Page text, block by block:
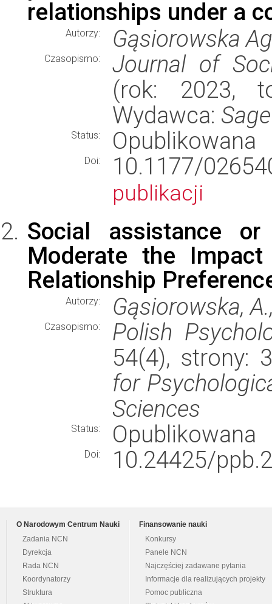
relationships under a
Autorzy: Gąsiorowska
Czasopismo:
Journal of
(rok: 2023,
Wydawca: Sage
Status: Opublikowana
Doi: 10.1177/
publikacji
Social assistance
Moderate the
Relationship
Autorzy: Gąsiorowska,
Czasopismo:
Polish
54(4), strony:
for
Sciences
Status: Opublikowana
Doi: 10.24425/
O Narodowym Centrum Nauki
Zadania NCN
Dyrekcja
Rada NCN
Koordynatorzy
Struktura
Finansowanie nauki
Konkursy
Panele NCN
Najczęściej zadawane pytania
Informacje dla realizujących projekty
Pomoc publiczna